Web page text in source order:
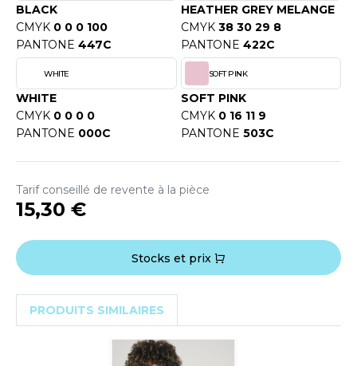
VETEMENTS
SHIRT
SHIRT
- BLOUSON
COOL
HOODS
T'S
BLACK
CMYK 0 0 0 100
PANTONE 447C
HEATHER GREY MELANGE
CMYK 38 30 29 8
PANTONE 422C
WHITE
WHITE
CMYK 0 0 0 0
PANTONE 000C
SOFT PINK
SOFT PINK
CMYK 0 16 11 9
PANTONE 503C
Tarif conseillé de revente à la pièce
15,30 €
Stocks et prix
PRODUITS SIMILAIRES